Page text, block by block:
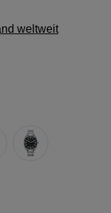
weltweit
Signature SE
Schwarz